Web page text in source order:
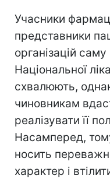
Учасники
представники
організацій
Національної
схвалюють,
чиновникам
реалізувати її
Насамперед,
носить
характер і